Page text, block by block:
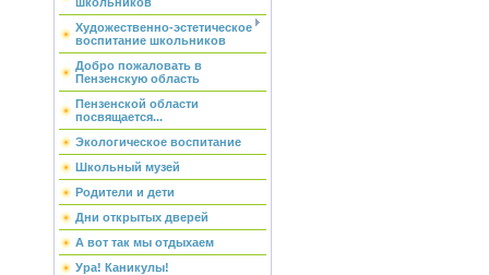
Художественно-эстетическое
воспитание школьников
Добро пожаловать в
Пензенскую область
Пензенской области
посвящается...
Экологическое воспитание
Школьный музей
Родители и дети
Дни открытых дверей
А вот так мы отдыхаем
Ура! Каникулы!